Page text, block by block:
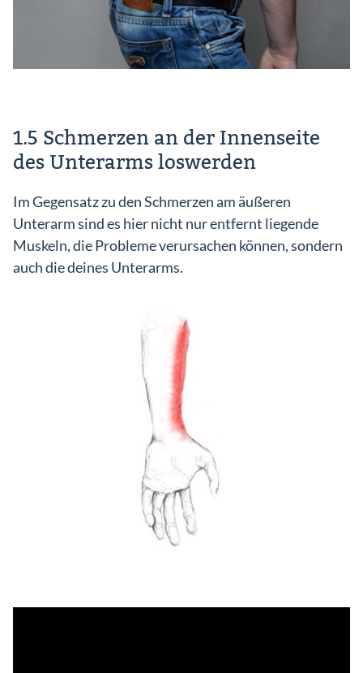
1.5 Schmerzen an der Innenseite
des Unterarms loswerden
Im Gegensatz zu den Schmerzen am äußeren
Unterarm sind es hier nicht nur entfernt liegende
Muskeln, die Probleme verursachen können, sondern
auch die deines Unterarms.